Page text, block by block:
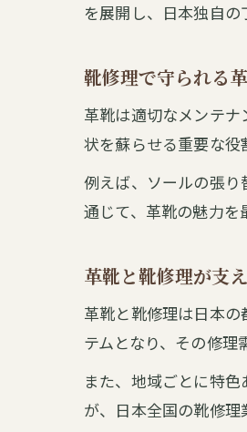
を展開し、日本独自の
靴修理で守られる
革靴は適切なメンテ
状を蘇らせる重要な役
例えば、ソールの張
通じて、革靴の魅力を
革靴と靴修理が支
革靴と靴修理は日本
テムとなり、その修理
また、地域ごとに特
が、日本全国の靴修理